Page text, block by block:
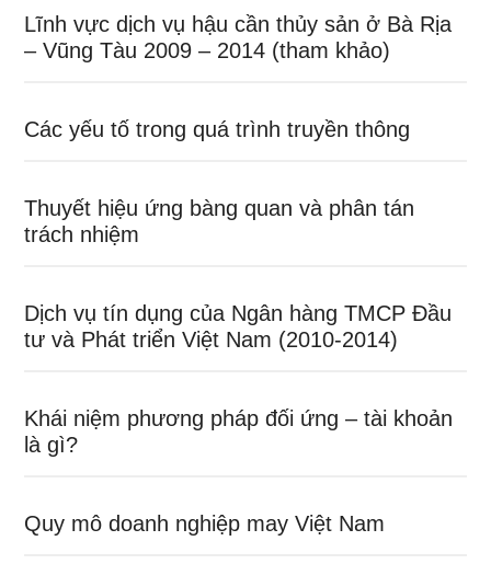
Lĩnh vực dịch vụ hậu cần thủy sản ở Bà Rịa
– Vũng Tàu 2009 – 2014 (tham khảo)
Các yếu tố trong quá trình truyền thông
Thuyết hiệu ứng bàng quan và phân tán
trách nhiệm
Dịch vụ tín dụng của Ngân hàng TMCP Đầu
tư và Phát triển Việt Nam (2010-2014)
Khái niệm phương pháp đối ứng – tài khoản
là gì?
Quy mô doanh nghiệp may Việt Nam